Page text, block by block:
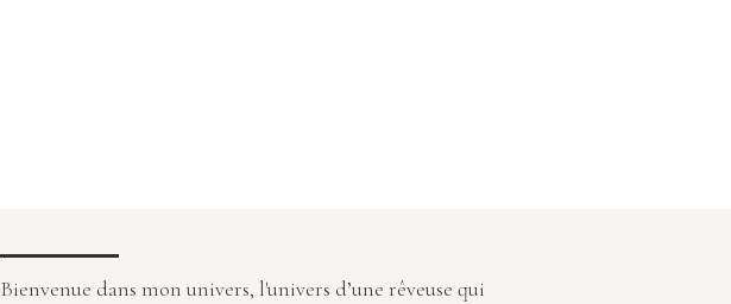
Bienvenue dans mon univers, l'univers d’une rêveuse qui